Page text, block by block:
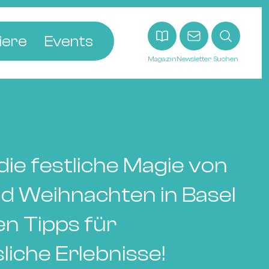
MagazinNewsletter Suchen
Events
festliche Magie von
Weihnachten in Basel
Tipps für
Erlebnisse!